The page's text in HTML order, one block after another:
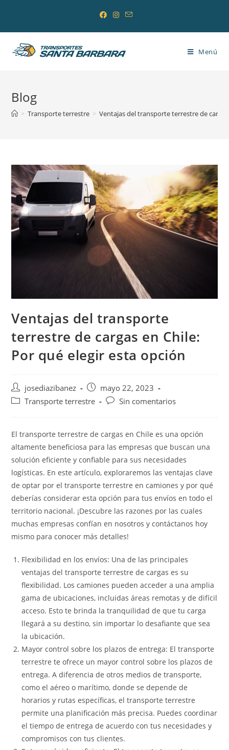
contenido
Menú
Blog
> Transporte terrestre > Ventajas del transporte terrestre de
Ventajas del transporte
terrestre de cargas en Chile:
Por qué elegir esta opción
Autor
de
josediazibanez
Publicación
de
mayo 22, 2023
Categoría
entrada:
Transporte terrestre
Comentarios
entrada:
Sin comentarios
El transporte terrestre de cargas en Chile es una opción
altamente beneficiosa para las empresas que buscan una
solución eficiente y confiable para sus necesidades
logísticas. En este artículo, exploraremos las ventajas clave
de optar por el transporte terrestre en camiones y por qué
deberías considerar esta opción para tus envíos en todo el
territorio nacional. ¡Descubre las razones por las cuales
muchas empresas confían en nosotros y contáctanos hoy
mismo para conocer más detalles!
Flexibilidad en los envíos: Una de las principales
ventajas del transporte terrestre de cargas es su
flexibilidad. Los camiones pueden acceder a una amplia
gama de ubicaciones, incluidas áreas remotas y de difícil
acceso. Esto te brinda la tranquilidad de que tu carga
llegará a su destino, sin importar lo desafiante que sea
la ubicación.
Mayor control sobre los plazos de entrega: El transporte
terrestre te ofrece un mayor control sobre los plazos de
entrega. A diferencia de otros medios de transporte,
como el aéreo o marítimo, donde se depende de
horarios y rutas específicas, el transporte terrestre
permite una planificación más precisa. Puedes coordinar
el tiempo de entrega de acuerdo con tus necesidades y
compromisos con tus clientes.